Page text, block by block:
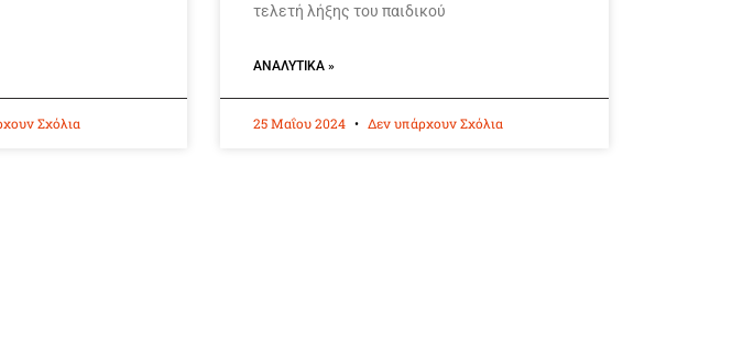
Σχόλια
τελετή λήξης του παιδικού
ΑΝΑΛΥΤΙΚΆ »
25 Μαΐου 2024 Δεν υπάρχουν Σχόλια